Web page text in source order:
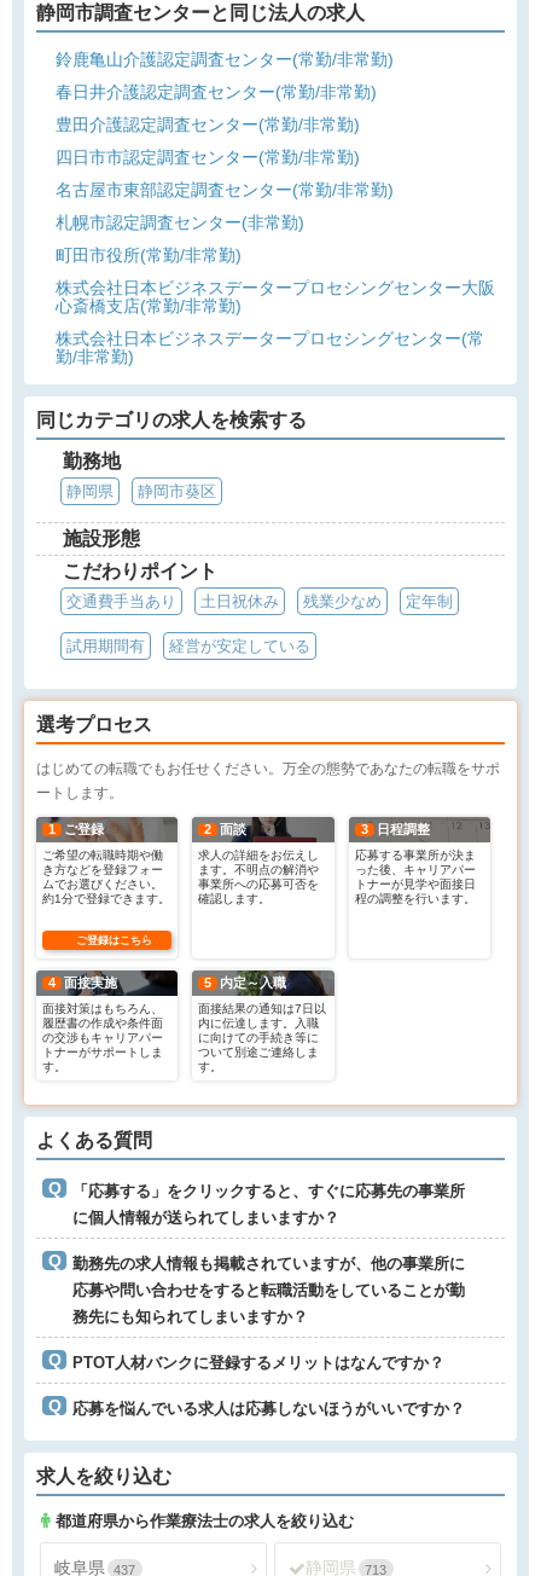
静岡市調査センターと同じ法人の求人
鈴鹿亀山介護認定調査センター(常勤/非常勤)
春日井介護認定調査センター(常勤/非常勤)
豊田介護認定調査センター(常勤/非常勤)
四日市市認定調査センター(常勤/非常勤)
名古屋市東部認定調査センター(常勤/非常勤)
札幌市認定調査センター(非常勤)
町田市役所(常勤/非常勤)
株式会社日本ビジネスデータープロセシングセンター大阪
心斎橋支店(常勤/非常勤)
株式会社日本ビジネスデータープロセシングセンター(常
勤/非常勤)
同じカテゴリの求人を検索する
勤務地
静岡県 静岡市葵区
施設形態
こだわりポイント
交通費手当あり 土日祝休み 残業少なめ 定年制
試用期間有 経営が安定している
選考プロセス
はじめての転職でもお任せください。万全の態勢であなたの転職をサポ
ートします。
1 ご登録
ご希望の転職時期や働
き方などを登録フォー
ムでお選びください。
約1分で登録できます。
ご登録はこちら
2 面談
求人の詳細をお伝えし
ます。不明点の解消や
事業所への応募可否を
確認します。
3 日程調整
応募する事業所が決ま
った後、キャリアパー
トナーが見学や面接日
程の調整を行います。
4 面接実施
面接対策はもちろん、
履歴書の作成や条件面
の交渉もキャリアパー
トナーがサポートしま
す。
5 内定～入職
面接結果の通知は7日以
内に伝達します。入職
に向けての手続き等に
ついて別途ご連絡しま
す。
よくある質問
「応募する」をクリックすると、すぐに応募先の事業所
に個人情報が送られてしまいますか？
勤務先の求人情報も掲載されていますが、他の事業所に
応募や問い合わせをすると転職活動をしていることが勤
務先にも知られてしまいますか？
PTOT人材バンクに登録するメリットはなんですか？
応募を悩んでいる求人は応募しないほうがいいですか？
求人を絞り込む
都道府県から作業療法士の求人を絞り込む
岐阜県 437 静岡県 713